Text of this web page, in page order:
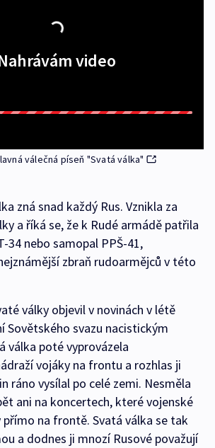
video
válečná píseň "Svatá válka"
zná snad každý Rus. Vznikla za
a říká se, že k Rudé armádě patřila
34 nebo samopal PPŠ-41,
zbraň rudoarmějců v této
války objevil v novinách v létě
Sovětského svazu nacistickým
válka poté vyprovázela
vojáky na frontu a rozhlas ji
ráno vysílal po celé zemi. Nesměla
ani na koncertech, které vojenské
na frontě. Svatá válka se tak
a dodnes ji mnozí Rusové považují